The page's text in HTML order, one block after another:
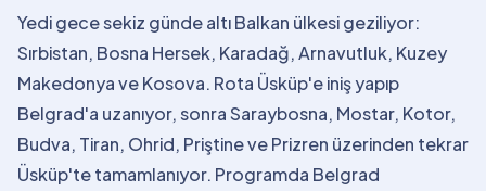
Yedi gece sekiz günde altı Balkan ülkesi geziliyor:
Sırbistan, Bosna Hersek, Karadağ, Arnavutluk, Kuzey
Makedonya ve Kosova. Rota Üsküp'e iniş yapıp
Belgrad'a uzanıyor, sonra Saraybosna, Mostar, Kotor,
Budva, Tiran, Ohrid, Priştine ve Prizren üzerinden tekrar
Üsküp'te tamamlanıyor. Programda Belgrad